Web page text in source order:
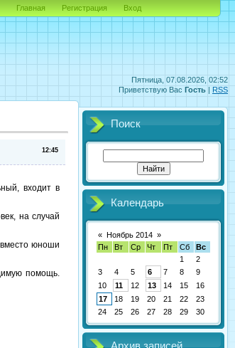
Пятница, 07.08.2026, 02:52
Приветствую Вас Гость | RSS
Главная Регистрация Вход
12:45
входит в
на случай
вместо юноши
помощь.
Поиск
Календарь
« Ноябрь 2014 »
Пн
Вт Ср Чт Пт Сб
Вс
1
2
3
4 5 6 7 8
9
10
11 12 13 14 15
16
17
18 19 20 21 22
23
24
25 26 27 28 29 30